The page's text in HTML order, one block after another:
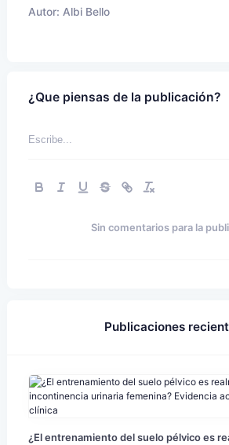
Autor: Albi Bello
¿Que piensas de la publicación?
Sin comentarios para la
Publicaciones
¿El entrenamiento del suelo pélvico es